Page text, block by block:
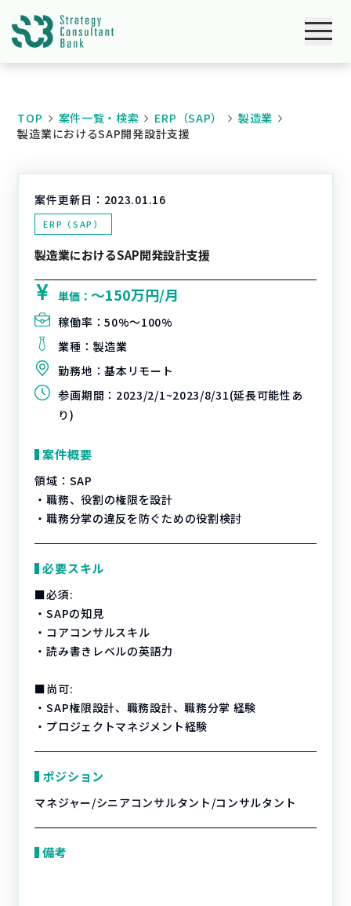
TOP 案件一覧・検索 ERP（SAP）
製造業
製造業におけるSAP開発設計支援
案件更新日： 2023.01.16
ERP（SAP）
製造業におけるSAP開発設計支援
単価：〜150万円/月
稼働率：50%〜100%
業種： 製造業
勤務地：基本リモート
参画期間： 2023/2/1~2023/8/31(延長可能性あ
り)
案件概要
領域：SAP
・職務、役割の権限を設計
・職務分掌の違反を防ぐための役割検討
必要スキル
■必須:
・SAPの知見
・コアコンサルスキル
・読み書きレベルの英語力
■尚可:
・SAP権限設計、職務設計、職務分掌 経験
・プロジェクトマネジメント経験
ポジション
マネジャー/シニアコンサルタント/コンサルタント
備考